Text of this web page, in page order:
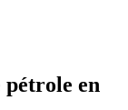
en